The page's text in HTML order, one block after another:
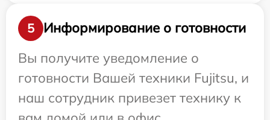
5
Информирование о готовности
Вы получите уведомление о
готовности Вашей техники Fujitsu, и
наш сотрудник привезет технику к